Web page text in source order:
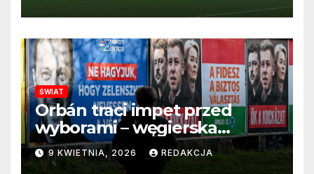
ŚWIAT
Orbán traci impet przed
wyborami – węgierska
propaganda przestaje
przekonywać
9 KWIETNIA, 2026 REDAKCJA